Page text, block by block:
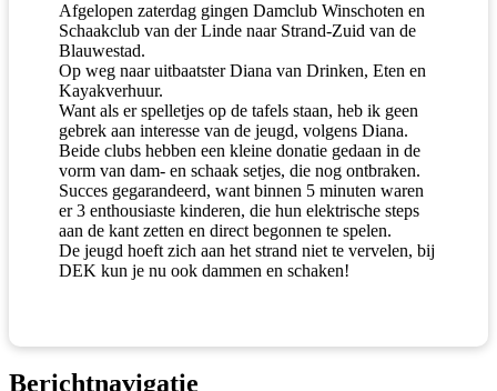
Afgelopen zaterdag gingen Damclub Winschoten en
Schaakclub van der Linde naar Strand-Zuid van de
Blauwestad.
Op weg naar uitbaatster Diana van Drinken, Eten en
Kayakverhuur.
Want als er spelletjes op de tafels staan, heb ik geen
gebrek aan interesse van de jeugd, volgens Diana.
Beide clubs hebben een kleine donatie gedaan in de
vorm van dam- en schaak setjes, die nog ontbraken.
Succes gegarandeerd, want binnen 5 minuten waren
er 3 enthousiaste kinderen, die hun elektrische steps
aan de kant zetten en direct begonnen te spelen.
De jeugd hoeft zich aan het strand niet te vervelen, bij
DEK kun je nu ook dammen en schaken!
Berichtnavigatie